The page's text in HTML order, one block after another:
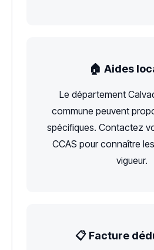
🏠 Aides
Le département
commune peuvent
spécifiques. Contactez
CCAS pour connaître
vigueur.
📋 Facture